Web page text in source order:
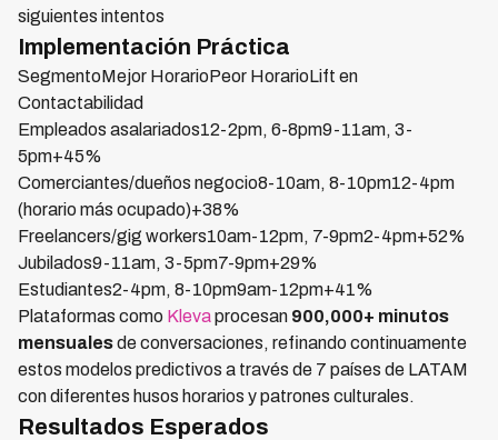
siguientes intentos
Implementación Práctica
SegmentoMejor HorarioPeor HorarioLift en
Contactabilidad
Empleados asalariados12-2pm, 6-8pm9-11am, 3-
5pm+45%
Comerciantes/dueños negocio8-10am, 8-10pm12-4pm
(horario más ocupado)+38%
Freelancers/gig workers10am-12pm, 7-9pm2-4pm+52%
Jubilados9-11am, 3-5pm7-9pm+29%
Estudiantes2-4pm, 8-10pm9am-12pm+41%
Plataformas como Klevaprocesan 900,000+ minutos
mensualesde conversaciones, refinando continuamente
estos modelos predictivos a través de 7 países de LATAM
con diferentes husos horarios y patrones culturales.
Resultados Esperados